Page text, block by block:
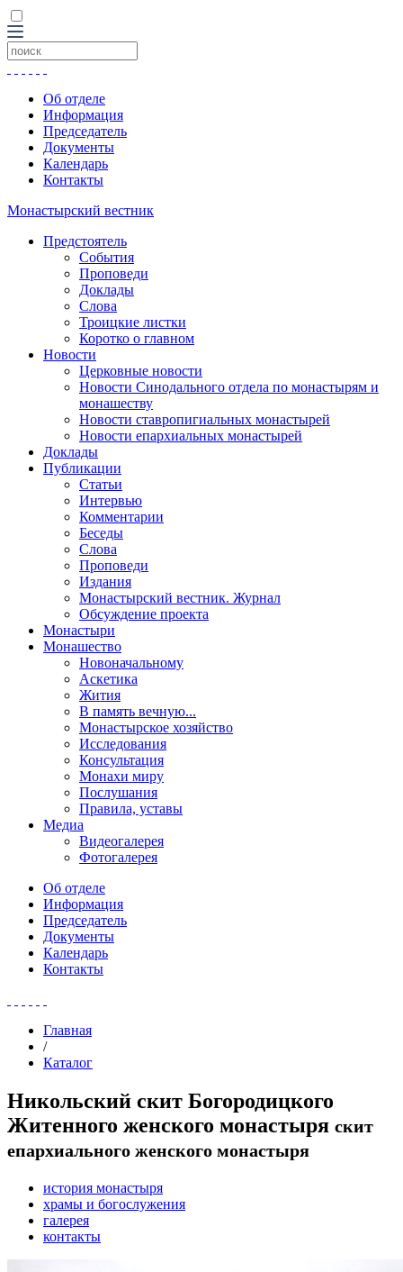
Об отделе
Информация
Председатель
Документы
Календарь
Контакты
Монастырский вестник
Предстоятель
События
Проповеди
Доклады
Слова
Троицкие листки
Коротко о главном
Новости
Церковные новости
Новости Синодального отдела по монастырям и
монашеству
Новости ставропигиальных монастырей
Новости епархиальных монастырей
Доклады
Публикации
Статьи
Интервью
Комментарии
Беседы
Слова
Проповеди
Издания
Монастырский вестник. Журнал
Обсуждение проекта
Монастыри
Монашество
Новоначальному
Аскетика
Жития
В память вечную...
Монастырское хозяйство
Исследования
Консультация
Монахи миру
Послушания
Правила, уставы
Медиа
Видеогалерея
Фотогалерея
Об отделе
Информация
Председатель
Документы
Календарь
Контакты
Главная
/
Каталог
Никольский скит Богородицкого
Житенного женского монастыря скит
епархиального женского монастыря
история монастыря
храмы и богослужения
галерея
контакты